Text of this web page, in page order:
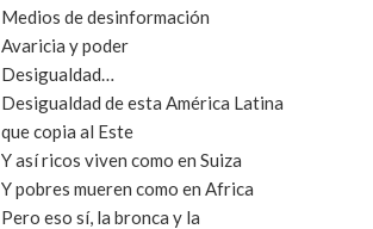
Medios de desinformación
Avaricia y poder
Desigualdad…
Desigualdad de esta América Latina
que copia al Este
Y así ricos viven como en Suiza
Y pobres mueren como en Africa
Pero eso sí, la bronca y la